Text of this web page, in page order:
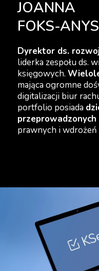
JOANNA
FOKS-
Dyrektor ds.
liderka zespołu ds.
księgowych.
mająca ogromne
digitalizacji biur
portfolio posiada
prawnych i